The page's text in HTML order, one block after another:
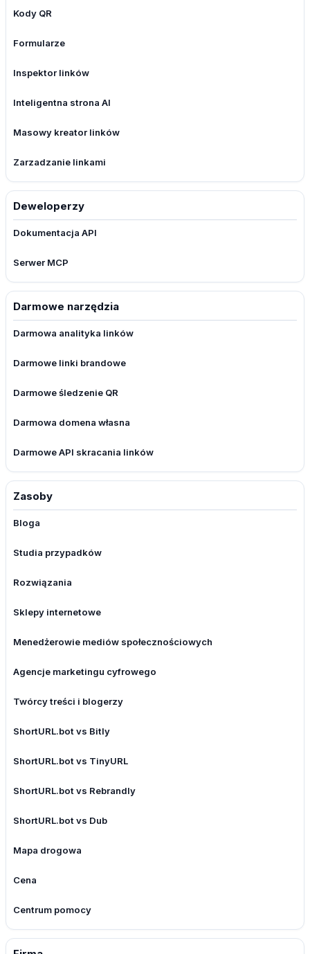
Kody QR
Formularze
Inspektor linków
Inteligentna strona AI
Masowy kreator linków
Zarzadzanie linkami
Deweloperzy
Dokumentacja API
Serwer MCP
Darmowe narzędzia
Darmowa analityka linków
Darmowe linki brandowe
Darmowe śledzenie QR
Darmowa domena własna
Darmowe API skracania linków
Zasoby
Bloga
Studia przypadków
Rozwiązania
Sklepy internetowe
Menedżerowie mediów społecznościowych
Agencje marketingu cyfrowego
Twórcy treści i blogerzy
ShortURL.bot vs Bitly
ShortURL.bot vs TinyURL
ShortURL.bot vs Rebrandly
ShortURL.bot vs Dub
Mapa drogowa
Cena
Centrum pomocy